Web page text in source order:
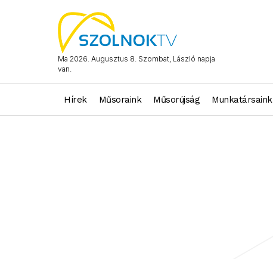
Ma 2026. Augusztus 8. Szombat, László napja
van.
Hírek Műsoraink Műsorújság Munkatársaink